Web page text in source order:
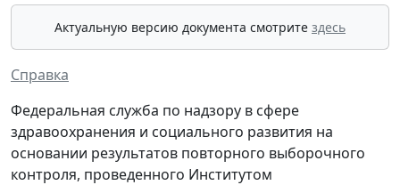
Актуальную версию документа смотрите здесь
Справка
Федеральная служба по надзору в сфере
здравоохранения и социального развития на
основании результатов повторного выборочного
контроля, проведенного Институтом